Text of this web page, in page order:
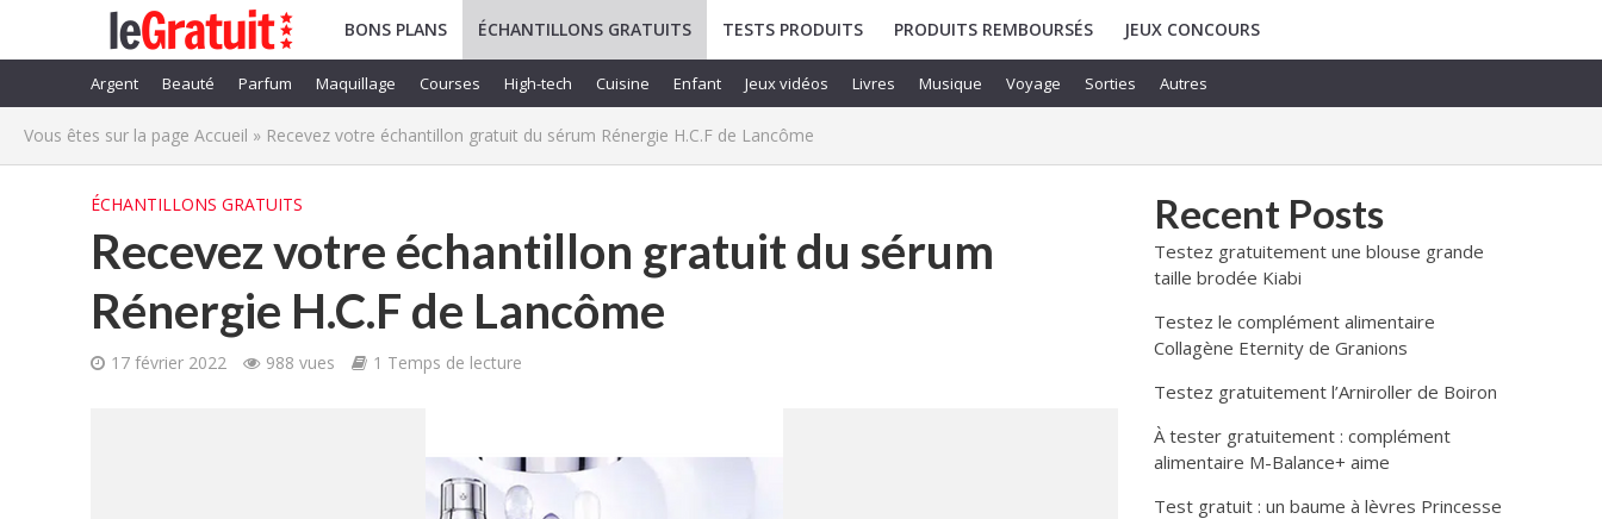
BONS PLANS ÉCHANTILLONS GRATUITS TESTS PRODUITS PRODUITS REMBOURSÉS JEUX CONCOURS
Argent Beauté Parfum Maquillage Courses High-tech Cuisine Enfant Jeux vidéos Livres Musique Voyage Sorties Autres
Vous êtes sur la page Accueil » Recevez votre échantillon gratuit du sérum Rénergie H.C.F de Lancôme
ÉCHANTILLONS GRATUITS
Recevez votre échantillon gratuit du sérum
Rénergie H.C.F de Lancôme
17 février 2022 988 vues 1 Temps de lecture
Recent Posts
Testez gratuitement une blouse grande
taille brodée Kiabi
Testez le complément alimentaire
Collagène Eternity de Granions
Testez gratuitement l’Arniroller de Boiron
À tester gratuitement : complément
alimentaire M-Balance+ aime
Test gratuit : un baume à lèvres Princesse